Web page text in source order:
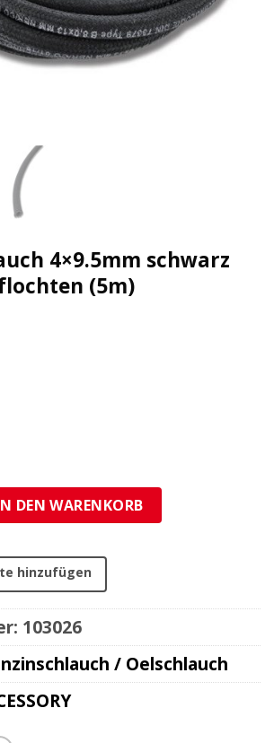
4×9.5mm schwarz
(5m)
schwarz vintage, geflochten
DEN WARENKORB
hinzufügen
103026
/ Oelschlauch